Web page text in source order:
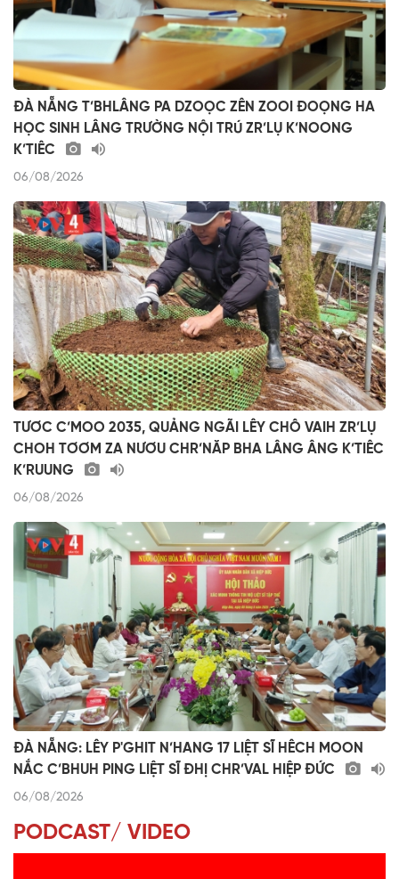
ĐÀ NẴNG T’BHLÂNG PA DZOỌC ZÊN ZOOI ĐOỌNG HA
HỌC SINH LÂNG TRƯỜNG NỘI TRÚ ZR’LỤ K’NOONG
K’TIÊC
06/08/2026
TƯƠC C’MOO 2035, QUẢNG NGÃI LÊY CHÔ VAIH ZR’LỤ
CHOH TƠƠM ZA NƯƠU CHR’NĂP BHA LÂNG ÂNG K’TIÊC
K’RUUNG
06/08/2026
ĐÀ NẴNG: LÊY P'GHIT N’HANG 17 LIỆT SĨ HÊCH MOON
NẮC C’BHUH PING LIỆT SĨ ĐHỊ CHR’VAL HIỆP ĐỨC
06/08/2026
PODCAST/ VIDEO